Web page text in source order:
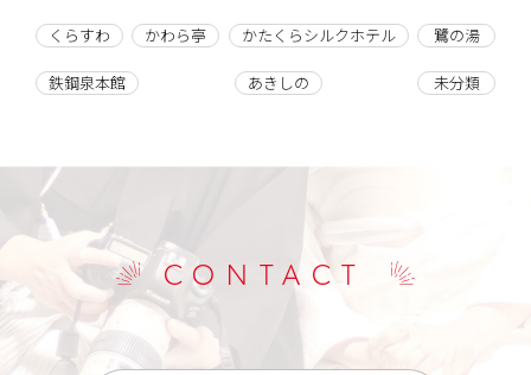
くらすわ かわら亭 かたくらシルクホテル 鷺の湯
鉄鋼泉本館 あきしの 未分類
CONTACT